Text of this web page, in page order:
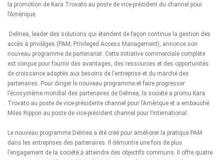
la promotion de Kara Trovato au poste de vice-président du channel pour
l’Amérique.
Delinea , leader des solutions qui étendent de façon continue la gestion des
accès à privilèges (PAM, Privileged Access Management), annonce son
nouveau programme de partenariat. Cette initiative commerciale complète
est conçue pour fournir des avantages, des ressources et des opportunités
de croissance adaptés aux besoins de l’entreprise et du marché des
partenaires. Pour diriger le nouveau programme et faire progresser
l’écosystème mondial des partenaires de Delinea, la société a promu Kara
Trovato au poste de vice-présidente channel pour l’Amérique et a embauché
Miles Rippon au poste de vice-président channel pour l’international.
Le nouveau programme Delinea a été créé pour améliorer la pratique PAM
dans les entreprises des partenaires. Il démontre une fois de plus
l’engagement de la société à atteindre des objectifs communs. Il offre quatre